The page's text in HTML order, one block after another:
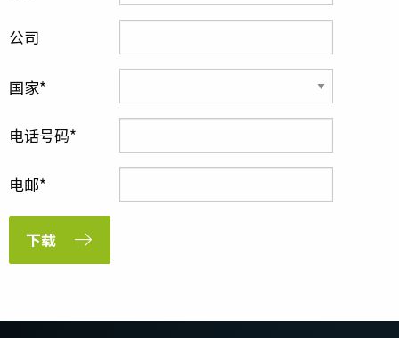
公司
国家
电话号码
电邮
下载